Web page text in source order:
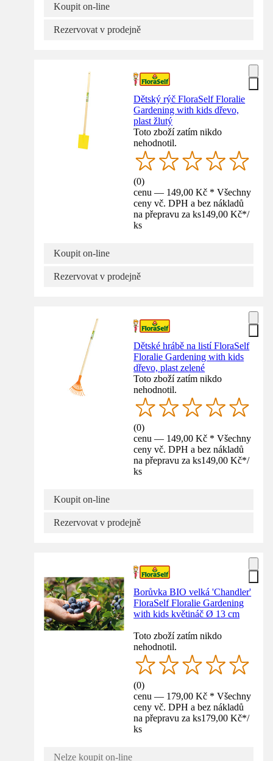
Koupit on-line
Rezervovat v prodejně
Dětský rýč FloraSelf Floralie
Gardening with kids dřevo,
plast žlutý
Toto zboží zatím nikdo
nehodnotil.
(0)
cenu — 149,00 Kč * Všechny
ceny vč. DPH a bez nákladů
na přepravu za ks149,00 Kč*/
ks
Koupit on-line
Rezervovat v prodejně
Dětské hrábě na listí FloraSelf
Floralie Gardening with kids
dřevo, plast zelené
Toto zboží zatím nikdo
nehodnotil.
(0)
cenu — 149,00 Kč * Všechny
ceny vč. DPH a bez nákladů
na přepravu za ks149,00 Kč*/
ks
Koupit on-line
Rezervovat v prodejně
Borůvka BIO velká 'Chandler'
FloraSelf Floralie Gardening
with kids květináč Ø 13 cm
Toto zboží zatím nikdo
nehodnotil.
(0)
cenu — 179,00 Kč * Všechny
ceny vč. DPH a bez nákladů
na přepravu za ks179,00 Kč*/
ks
Nelze koupit on-line